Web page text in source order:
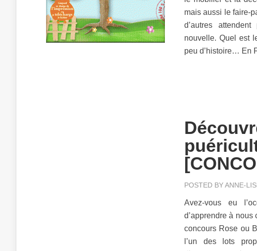
mais aussi le faire-
d’autres
nouvelle. Quel est
peu d’histoire… En
POSTED BYANNE-
Avez-vous eu
d’apprendre à
concours Rose ou
l’un des lots